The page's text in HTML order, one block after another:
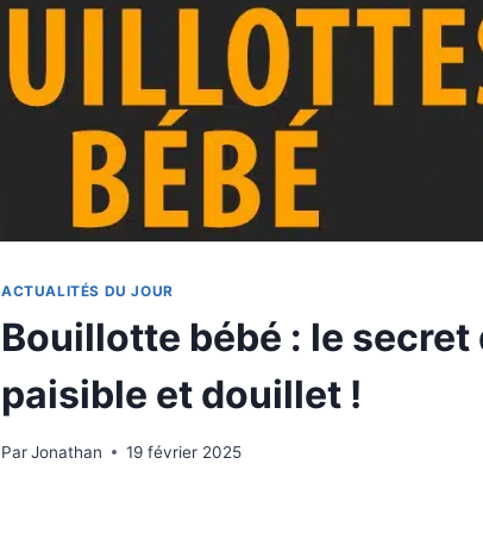
ACTUALITÉS DU JOUR
Bouillotte bébé : le secret
paisible et douillet !
ParJonathan 19 février 2025